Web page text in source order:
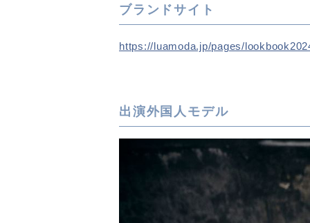
ブランドサイト
https://luamoda.jp/pages/
出演外国人モデル